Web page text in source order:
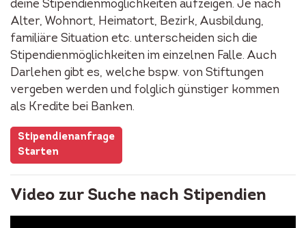
deine Stipendienmöglichkeiten aufzeigen. Je nach
Alter, Wohnort, Heimatort, Bezirk, Ausbildung,
familiäre Situation etc. unterscheiden sich die
Stipendienmöglichkeiten im einzelnen Falle. Auch
Darlehen gibt es, welche bspw. von Stiftungen
vergeben werden und folglich günstiger kommen
als Kredite bei Banken.
Stipendienanfrage
Starten
Video zur Suche nach Stipendien